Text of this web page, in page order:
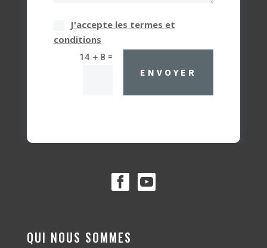
J'accepte les termes et
conditions
14 + 8 =
ENVOYER
QUI NOUS SOMMES